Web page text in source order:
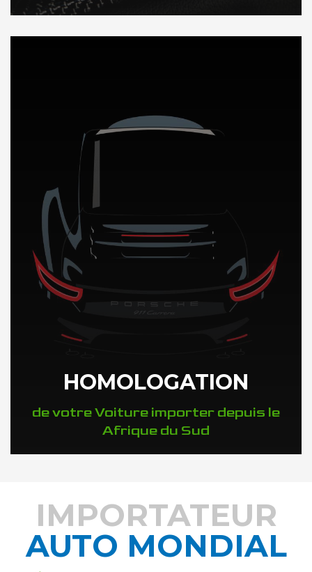
DÉCOUVREZ NOTRE IMPORTATION AUTO en Afrique du Sud
HOMOLOGATION
de votre Voiture importer depuis le
Afrique du Sud
DÉCOUVREZ COMMENT
IMPORTATEUR
AUTO MONDIAL